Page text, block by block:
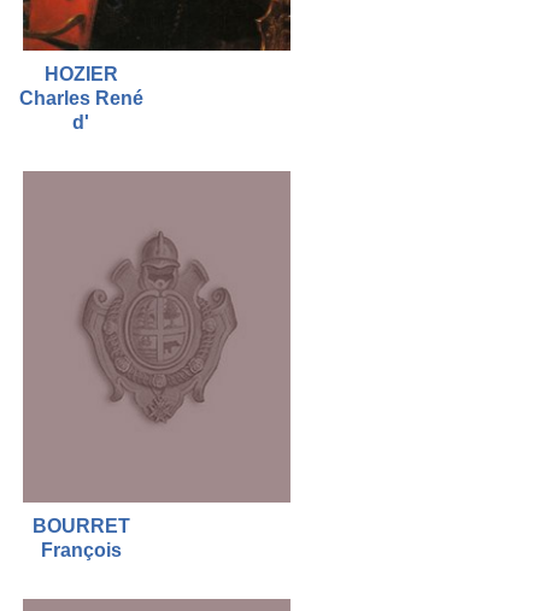
HOZIER
Charles René
d'
BOURRET
François